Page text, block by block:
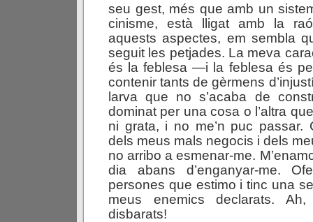
seu gest, més que amb un
cinisme, està lligat amb la
aquests aspectes, em sembla
seguit les petjades. La meva
és la feblesa —i la feblesa és
contenir tants de gèrmens
larva que no s’acaba de
dominat per una cosa o l’altra
ni grata, i no me’n puc passar.
dels meus mals negocis i dels
no arribo a esmenar-me.
dia abans d’enganyar-me.
persones que estimo i tinc una
meus enemics declarats.
disbarats!